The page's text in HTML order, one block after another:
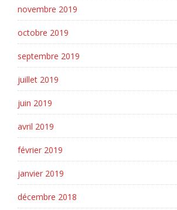
novembre 2019
octobre 2019
septembre 2019
juillet 2019
juin 2019
avril 2019
février 2019
janvier 2019
décembre 2018